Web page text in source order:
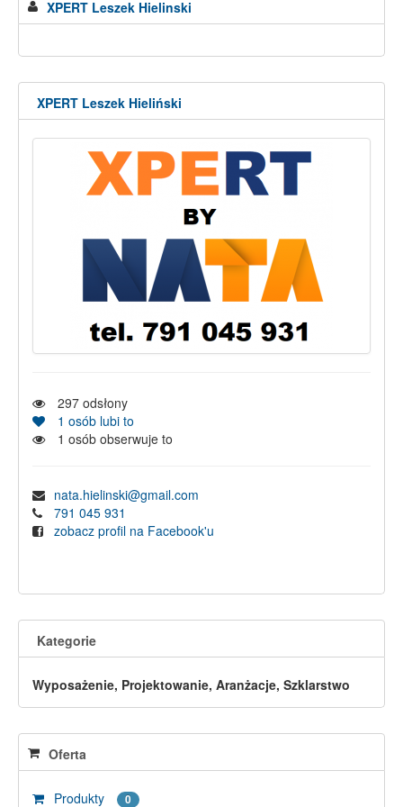
XPERT Leszek Hielinski
XPERT Leszek Hieliński
297 odsłony
1 osób lubi to
1 osób obserwuje to
nata.hielinski@gmail.com
791 045 931
zobacz profil na Facebook'u
Kategorie
Wyposażenie, Projektowanie, Aranżacje, Szklarstwo
Oferta
Produkty 0